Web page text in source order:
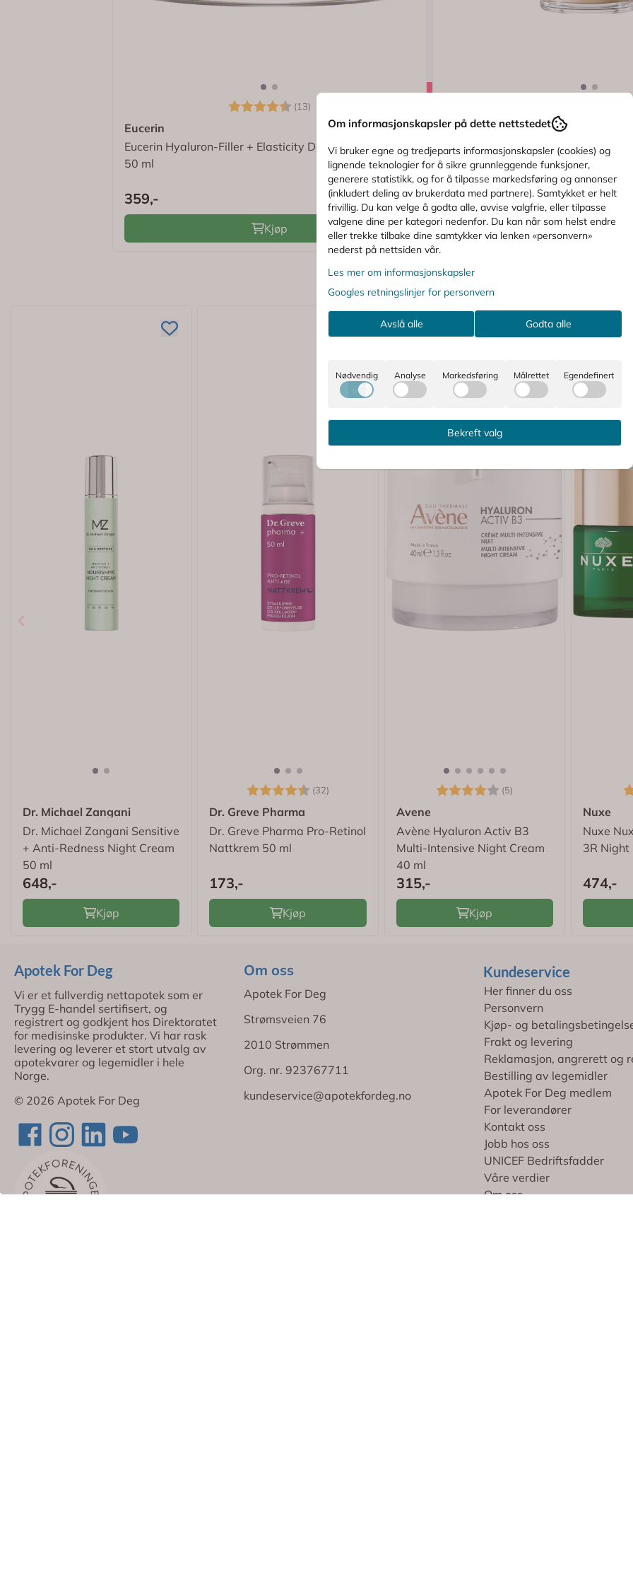
Gratis frakt > kr 695,-
Logg inn
Karakter: (13)
Eucerin
Eucerin Hyaluron-Filler + Elasticity Day Cream SPF30
50 ml
359,-
Kjøp
Eucerin
Eucerin Hyaluron-Filler + Elasticity
438,-
Kjøp
ALTERNATIVE PRODUKTER
Dr. Michael Zangani
Dr. Michael Zangani Sensitive
+ Anti-Redness Night Cream
50 ml
648,-
Kjøp
Karakter: (32)
Dr. Greve Pharma
Dr. Greve Pharma Pro-Retinol
Nattkrem 50 ml
173,-
Kjøp
Karakter: (5)
Avene
Avène Hyaluron Activ B3
Multi-Intensive Night Cream
40 ml
315,-
Kjøp
Nuxe
Nuxe
3R Night
474,-
Apotek For Deg
Vi er et fullverdig nettapotek som er
Trygg E-handel sertifisert, og
registrert og godkjent hos Direktoratet
for medisinske produkter. Vi har rask
levering og leverer et stort utvalg av
apotekvarer og legemidler i hele
Norge.
© 2026 Apotek For Deg
Om oss
Apotek For Deg
Strømsveien 76
2010 Strømmen
Org. nr. 923767711
kundeservice@apotekfordeg.no
Kundeservice
Her finner du oss
Personvern
Kjøp- og
Frakt og levering
Reklamasjon, angrerett og
Bestilling av legemidler
Apotek For Deg medlem
For leverandører
Kontakt oss
Jobb hos oss
UNICEF Bedriftsfadder
Våre verdier
Om oss
Om informasjonskapsler på dette nettstedet
Vi bruker egne og tredjeparts informasjonskapsler (cookies) og
lignende teknologier for å sikre grunnleggende funksjoner,
generere statistikk, og for å tilpasse markedsføring og annonser
(inkludert deling av brukerdata med partnere). Samtykket er helt
frivillig. Du kan velge å godta alle, avvise valgfrie, eller tilpasse
valgene dine per kategori nedenfor. Du kan når som helst endre
eller trekke tilbake dine samtykker via lenken «personvern»
nederst på nettsiden vår.
Les mer om informasjonskapsler
Googles retningslinjer for personvern
Avslå alle Godta alle
Nødvendig Analyse Markedsføring Målrettet Egendefinert
Bekreft valg